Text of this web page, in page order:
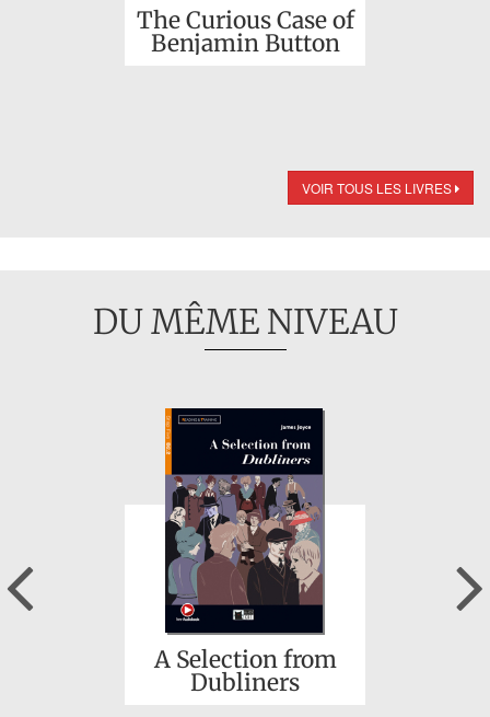
The Curious Case of
Benjamin Button
VOIR TOUS LES LIVRES
DU MÊME NIVEAU
A Selection from
Dubliners
Previous